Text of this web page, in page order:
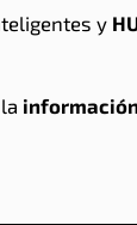
y